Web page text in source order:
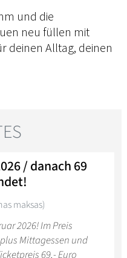
und die
neu füllen mit
deinen Alltag, deinen